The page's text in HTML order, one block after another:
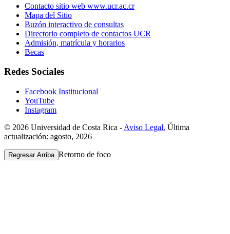
Contacto sitio web www.ucr.ac.cr
Mapa del Sitio
Buzón interactivo de consultas
Directorio completo de contactos UCR
Admisión, matrícula y horarios
Becas
Redes Sociales
Facebook Institucional
YouTube
Instagram
© 2026 Universidad de Costa Rica - Aviso Legal. Última
actualización: agosto, 2026
Regresar Arriba Retorno de foco